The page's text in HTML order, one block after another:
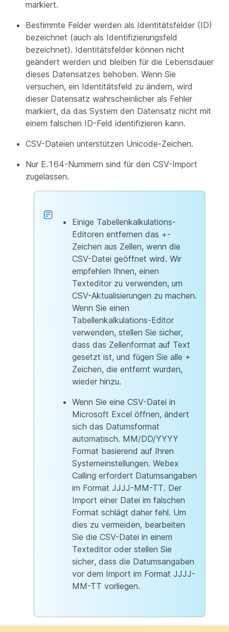
markiert.
Bestimmte Felder werden als Identitätsfelder (ID)
bezeichnet (auch als Identifizierungsfeld
bezeichnet). Identitätsfelder können nicht
geändert werden und bleiben für die Lebensdauer
dieses Datensatzes behoben. Wenn Sie
versuchen, ein Identitätsfeld zu ändern, wird
dieser Datensatz wahrscheinlicher als Fehler
markiert, da das System den Datensatz nicht mit
einem falschen ID-Feld identifizieren kann.
CSV-Dateien unterstützen Unicode-Zeichen.
Nur E.164-Nummern sind für den CSV-Import
zugelassen.
Einige Tabellenkalkulations-
Editoren entfernen das +-
Zeichen aus Zellen, wenn die
CSV-Datei geöffnet wird. Wir
empfehlen Ihnen, einen
Texteditor zu verwenden, um
CSV-Aktualisierungen zu machen.
Wenn Sie einen
Tabellenkalkulations-Editor
verwenden, stellen Sie sicher,
dass das Zellenformat auf Text
gesetzt ist, und fügen Sie alle +
Zeichen, die entfernt wurden,
wieder hinzu.
Wenn Sie eine CSV-Datei in
Microsoft Excel öffnen, ändert
sich das Datumsformat
automatisch. MM/DD/YYYY
Format basierend auf Ihren
Systemeinstellungen. Webex
Calling erfordert Datumsangaben
im Format JJJJ-MM-TT. Der
Import einer Datei im falschen
Format schlägt daher fehl. Um
dies zu vermeiden, bearbeiten
Sie die CSV-Datei in einem
Texteditor oder stellen Sie
sicher, dass die Datumsangaben
vor dem Import im Format JJJJ-
MM-TT vorliegen.